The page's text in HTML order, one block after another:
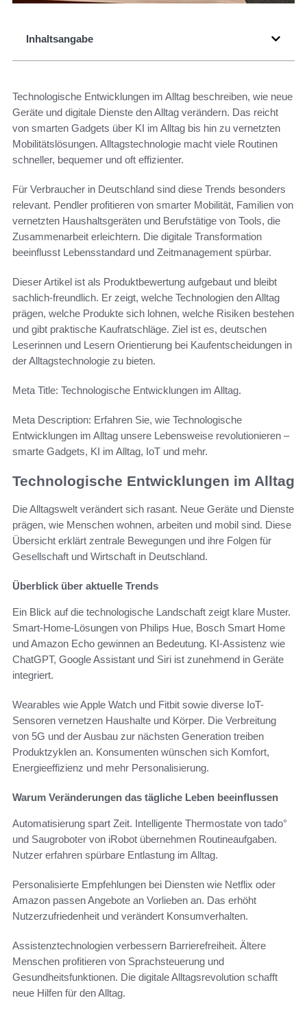
Inhaltsangabe
Technologische Entwicklungen im Alltag beschreiben, wie neue
Geräte und digitale Dienste den Alltag verändern. Das reicht
von smarten Gadgets über KI im Alltag bis hin zu vernetzten
Mobilitätslösungen. Alltagstechnologie macht viele Routinen
schneller, bequemer und oft effizienter.
Für Verbraucher in Deutschland sind diese Trends besonders
relevant. Pendler profitieren von smarter Mobilität, Familien von
vernetzten Haushaltsgeräten und Berufstätige von Tools, die
Zusammenarbeit erleichtern. Die digitale Transformation
beeinflusst Lebensstandard und Zeitmanagement spürbar.
Dieser Artikel ist als Produktbewertung aufgebaut und bleibt
sachlich-freundlich. Er zeigt, welche Technologien den Alltag
prägen, welche Produkte sich lohnen, welche Risiken bestehen
und gibt praktische Kaufratschläge. Ziel ist es, deutschen
Leserinnen und Lesern Orientierung bei Kaufentscheidungen in
der Alltagstechnologie zu bieten.
Meta Title: Technologische Entwicklungen im Alltag.
Meta Description: Erfahren Sie, wie Technologische
Entwicklungen im Alltag unsere Lebensweise revolutionieren –
smarte Gadgets, KI im Alltag, IoT und mehr.
Technologische Entwicklungen im Alltag
Die Alltagswelt verändert sich rasant. Neue Geräte und Dienste
prägen, wie Menschen wohnen, arbeiten und mobil sind. Diese
Übersicht erklärt zentrale Bewegungen und ihre Folgen für
Gesellschaft und Wirtschaft in Deutschland.
Überblick über aktuelle Trends
Ein Blick auf die technologische Landschaft zeigt klare Muster.
Smart-Home-Lösungen von Philips Hue, Bosch Smart Home
und Amazon Echo gewinnen an Bedeutung. KI-Assistenz wie
ChatGPT, Google Assistant und Siri ist zunehmend in Geräte
integriert.
Wearables wie Apple Watch und Fitbit sowie diverse IoT-
Sensoren vernetzen Haushalte und Körper. Die Verbreitung
von 5G und der Ausbau zur nächsten Generation treiben
Produktzyklen an. Konsumenten wünschen sich Komfort,
Energieeffizienz und mehr Personalisierung.
Warum Veränderungen das tägliche Leben beeinflussen
Automatisierung spart Zeit. Intelligente Thermostate von tado°
und Saugroboter von iRobot übernehmen Routineaufgaben.
Nutzer erfahren spürbare Entlastung im Alltag.
Personalisierte Empfehlungen bei Diensten wie Netflix oder
Amazon passen Angebote an Vorlieben an. Das erhöht
Nutzerzufriedenheit und verändert Konsumverhalten.
Assistenztechnologien verbessern Barrierefreiheit. Ältere
Menschen profitieren von Sprachsteuerung und
Gesundheitsfunktionen. Die digitale Alltagsrevolution schafft
neue Hilfen für den Alltag.